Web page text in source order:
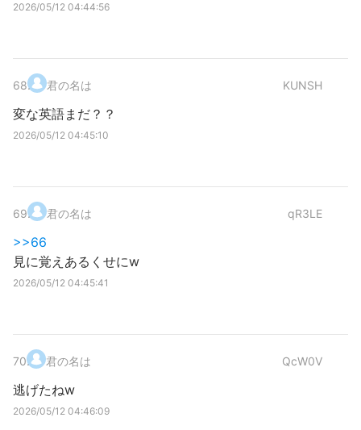
2026/05/12 04:44:56
68. 君の名は KUNSH
変な英語まだ？？
2026/05/12 04:45:10
69. 君の名は qR3LE
>>66
見に覚えあるくせにw
2026/05/12 04:45:41
70. 君の名は QcW0V
逃げたねw
2026/05/12 04:46:09